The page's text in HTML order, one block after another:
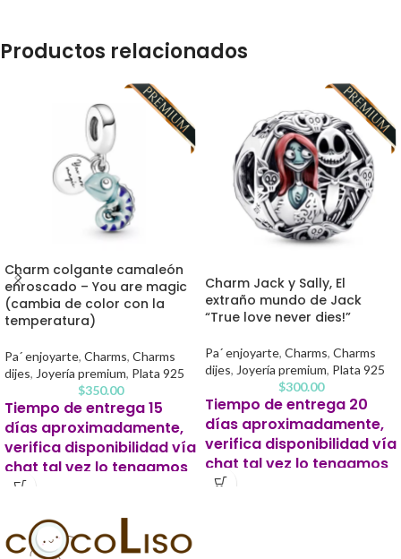
Productos relacionados
Charm colgante camaleón
enroscado – You are magic
(cambia de color con la
temperatura)
Pa´ enjoyarte, Charms, Charms
dijes, Joyería premium, Plata 925
$350.00
Tiempo de entrega 15
días aproximadamente,
verifica disponibilidad vía
chat tal vez lo tengamos
listo antes.
Este producto para pago
contra entrega se solicitará un 20%
Charm Jack y Sally, El
extraño mundo de Jack
“True love never dies!”
Pa´ enjoyarte, Charms, Charms
dijes, Joyería premium, Plata 925
$300.00
Tiempo de entrega 20
días aproximadamente,
verifica disponibilidad vía
chat tal vez lo tengamos
listo antes.